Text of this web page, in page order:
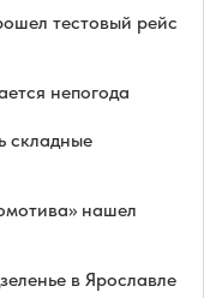
тестовый рейс
непогода
складные
нашел
в Ярославле